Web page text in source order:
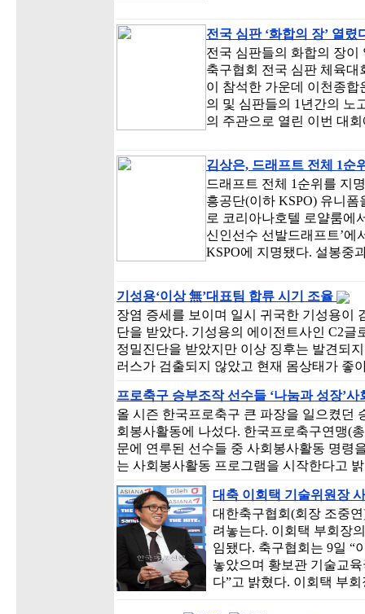
전국 심판 ‘화합의 장’ 열렸
전국 심판들의 화합의 장이
축구협회 전국 심판 체육대
이 참석한 가운데 이천종
의 및 심판들의 1년간의 노
의 주관으로 열린 이번 대
김상은, 드래프트 전체 1순
드래프트 전체 1순위를 지
흥공단(이하 KSPO) 유니
로 코리아나호텔 로얄룸에
신인선수 선발드래프트’에
KSPO에 지명됐다. 설봉중
기성용‘이상 無’대표팀 합류 시기 조율
장염 증세를 보이며 일시 귀국한 기성용이
단을 받았다. 기성용의 에이전트사인 C2글
정밀진단을 받았지만 이상 징후는 발견되
러스가 검출되지 않았고 현재 몸상태가 좋
프로축구 승부조작 선수들 ‘나눔과 성장’
올 시즌 한국프로축구 큰 파장을 일으켰던
회봉사활동에 나섰다. 한국프로축구연맹(
문에 연루된 선수들 중 사회봉사활동 명령
는 사회봉사활동 프로그램을 시작한다고
대축 이회택 기술위원장
대한축구협회(회장 조중
려놓는다. 이회택 부회장
임됐다. 축구협회는 9일 “
놓았으며 황보관 기술교
다”고 밝혔다. 이회택 부